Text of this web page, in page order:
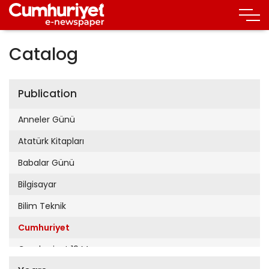
Catalog
Publication
Anneler Günü
Atatürk Kitapları
Babalar Günü
Bilgisayar
Bilim Teknik
Cumhuriyet
Cumhuriyet 19 Mayıs